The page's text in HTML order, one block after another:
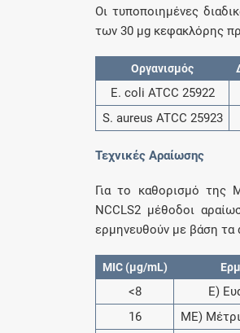
Οι τυποποιημένες
των 30 μg κεφακλόρης
Οργανισμός
E. coli ATCC 25922
S. aureus ATCC 25923
Τεχνικές Αραίωσης
Για το καθορισμό της
NCCLS2 μέθοδοι
ερμηνευθούν με βάση τα
MIC (μg/mL)
<8
Ε)
16
ΜΕ)